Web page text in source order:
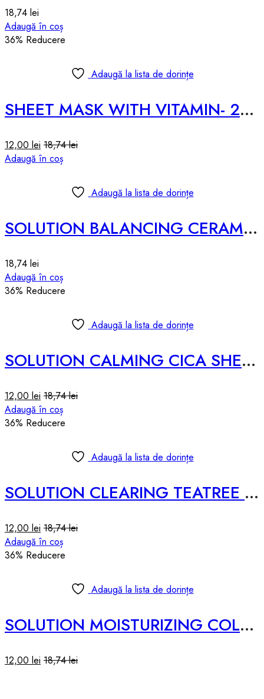
18,74 lei
Adaugă în coș
36% Reducere
Adaugă la lista de dorințe
SHEET MASK WITH VITAMIN- 25ml
12,00 lei 18,74lei
Adaugă în coș
Adaugă la lista de dorințe
SOLUTION BALANCING CERAMIDE SHEET MASK – 25ml
18,74 lei
Adaugă în coș
36% Reducere
Adaugă la lista de dorințe
SOLUTION CALMING CICA SHEET MASK – 25ml
12,00 lei 18,74lei
Adaugă în coș
36% Reducere
Adaugă la lista de dorințe
SOLUTION CLEARING TEATREE SHEET MASK – 25ml
12,00 lei 18,74lei
Adaugă în coș
36% Reducere
Adaugă la lista de dorințe
SOLUTION MOISTURIZING COLLAGEN SHEET MASK – 25ml
12,00 lei 18,74lei